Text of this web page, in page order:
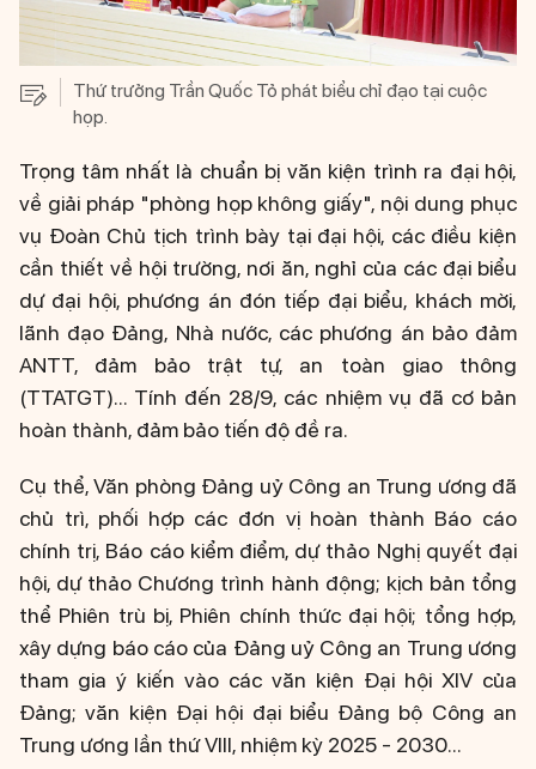
Thứ trưởng Trần Quốc Tỏ phát biểu chỉ đạo tại cuộc
họp.
Trọng tâm nhất là chuẩn bị văn kiện trình ra đại hội,
về giải pháp "phòng họp không giấy", nội dung phục
vụ Đoàn Chủ tịch trình bày tại đại hội, các điều kiện
cần thiết về hội trường, nơi ăn, nghỉ của các đại biểu
dự đại hội, phương án đón tiếp đại biểu, khách mời,
lãnh đạo Đảng, Nhà nước, các phương án bảo đảm
ANTT, đảm bảo trật tự, an toàn giao thông
(TTATGT)... Tính đến 28/9, các nhiệm vụ đã cơ bản
hoàn thành, đảm bảo tiến độ đề ra.
Cụ thể, Văn phòng Đảng uỷ Công an Trung ương đã
chủ trì, phối hợp các đơn vị hoàn thành Báo cáo
chính trị, Báo cáo kiểm điểm, dự thảo Nghị quyết đại
hội, dự thảo Chương trình hành động; kịch bản tổng
thể Phiên trù bị, Phiên chính thức đại hội; tổng hợp,
xây dựng báo cáo của Đảng uỷ Công an Trung ương
tham gia ý kiến vào các văn kiện Đại hội XIV của
Đảng; văn kiện Đại hội đại biểu Đảng bộ Công an
Trung ương lần thứ VIII, nhiệm kỳ 2025 - 2030...